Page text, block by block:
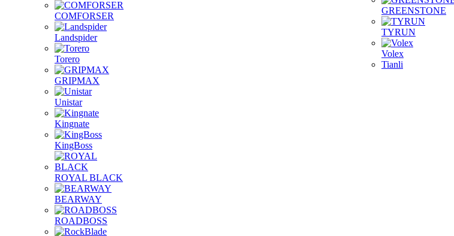
COMFORSER
Landspider
Torero
GRIPMAX
Unistar
Kingnate
KingBoss
ROYAL BLACK
BEARWAY
ROADBOSS
GREENSTONE
TYRUN
Volex
Tianli